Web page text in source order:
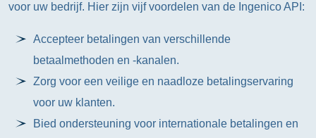
voor uw bedrijf. Hier zijn vijf voordelen van de Ingenico API:
Accepteer betalingen van verschillende
betaalmethoden en -kanalen.
Zorg voor een veilige en naadloze betalingservaring
voor uw klanten.
Bied ondersteuning voor internationale betalingen en